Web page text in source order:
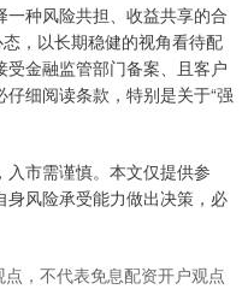
种风险共担、收益共享的合
，以长期稳健的视角看待配
金融监管部门备案、且客户
细阅读条款，特别是关于“强
市需谨慎。本文仅提供参
风险承受能力做出决策，必
，不代表免息配资开户观点